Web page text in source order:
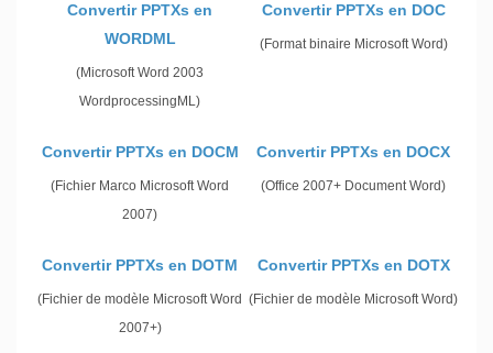
Convertir PPTXs en
WORDML
(Microsoft Word 2003
WordprocessingML)
Convertir PPTXs en DOC
(Format binaire Microsoft Word)
Convertir PPTXs en DOCM
(Fichier Marco Microsoft Word
2007)
Convertir PPTXs en DOCX
(Office 2007+ Document Word)
Convertir PPTXs en DOTM
(Fichier de modèle Microsoft Word
2007+)
Convertir PPTXs en DOTX
(Fichier de modèle Microsoft Word)